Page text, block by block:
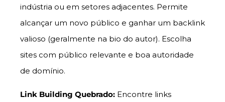
indústria ou em setores adjacentes. Permite
alcançar um novo público e ganhar um backlink
valioso (geralmente na bio do autor). Escolha
sites com público relevante e boa autoridade
de domínio.
Link Building Quebrado: Encontre links